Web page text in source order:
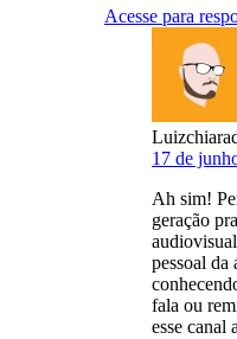
Acesse para
17 de
Ah sim!
geração
pessoal da
fala ou
esse canal